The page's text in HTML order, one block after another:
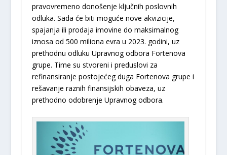
pravovremeno donošenje ključnih poslovnih
odluka. Sada će biti moguće nove akvizicije,
spajanja ili prodaja imovine do maksimalnog
iznosa od 500 miliona evra u 2023. godini, uz
prethodnu odluku Upravnog odbora Fortenova
grupe. Time su stvoreni i preduslovi za
refinansiranje postojećeg duga Fortenova grupe i
rešavanje raznih finansijskih obaveza, uz
prethodno odobrenje Upravnog odbora.